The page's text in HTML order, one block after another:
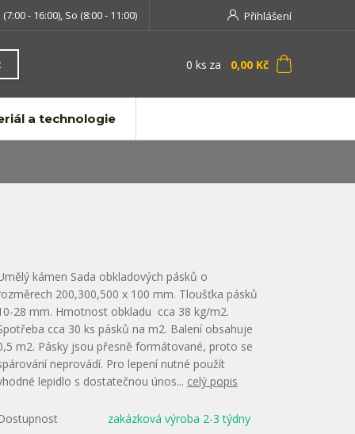
Přihlášení
- 16:00), So (8:00 - 11:00)
0 ks za 0,00 Kč
a technologie
kámen Sada obkladových pásků o
200,300,500 x 100 mm. Tloušťka pásků
28 mm. Hmotnost obkladu cca 38 kg/m2.
cca 30 ks pásků na m2. Balení obsahuje
m2. Pásky jsou přesně formátované, proto se
neprovádí. Pro lepení nutné použít
lepidlo s dostatečnou únos... celý popis
zakázková výroba 2-3 týdny